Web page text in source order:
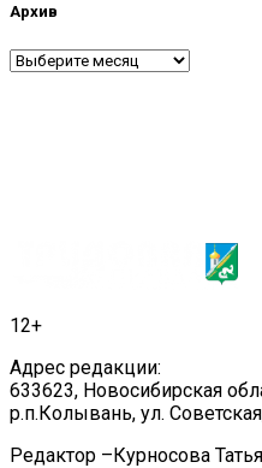
Архив
Архив
12+
Адрес редакции:
633623, Новосибирская
р.п.Колывань, ул.
Редактор –Курносова